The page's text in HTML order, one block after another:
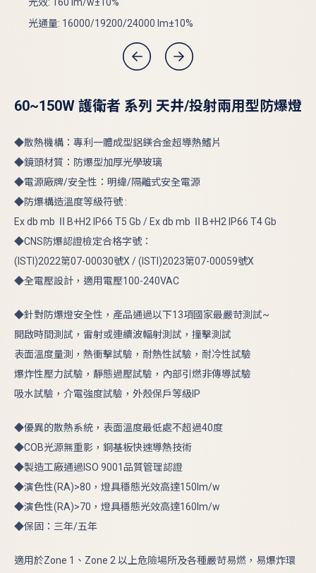
光通量: 16000/19200/24000 lm±10%
60~150W 護衛者 系列 天井/投射兩用型防爆燈
◆散熱機構：專利一體成型鋁鎂合金超導熱鰭片
◆鏡頭材質：防爆型加厚光學玻璃
◆電源廠牌/安全性：明緯/隔離式安全電源
◆防爆構造溫度等級符號 :
Ex db mb ⅡB+H2 IP66 T5 Gb / Ex db mb ⅡB+H2 IP66 T4 Gb
◆CNS防爆認證檢定合格字號：
(ISTI)2022第07-00030號X / (ISTI)2023第07-00059號X
◆全電壓設計，適用電壓100-240VAC
◆針對防爆燈安全性，產品通過以下13項國家最嚴苛測試~
開啟時間測試，雷射或連續波輻射測試，撞擊測試
表面溫度量測，熱衝擊試驗，耐熱性試驗，耐冷性試驗
爆炸性壓力試驗，靜態過壓試驗，內部引燃非傳導試驗
吸水試驗，介電強度試驗，外殼保戶等級IP
◆優異的散熱系統，表面溫度最低處不超過40度
◆COB光源無重影，銅基板快速導熱技術
◆製造工廠通過ISO 9001品質管理認證
◆演色性(RA)>80，燈具穩態光效高達150lm/w
◆演色性(RA)>70，燈具穩態光效高達160lm/w
◆保固：三年/五年
適用於Zone 1、Zone 2 以上危險場所及各種嚴苛易燃，易爆炸環